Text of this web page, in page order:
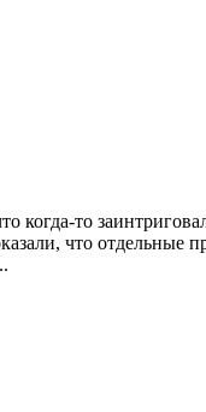
когда-то
что отдельные